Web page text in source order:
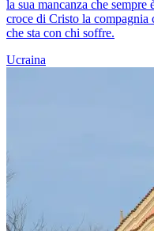
la sua mancanza che sempre
croce di Cristo la
che sta con chi soffre.
Ucraina